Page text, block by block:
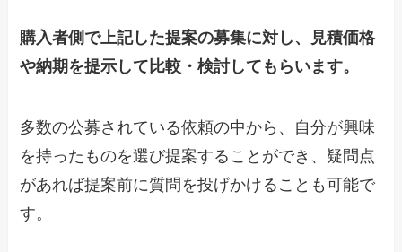
購入者側で上記した提案の募集に対し、見積価格
や納期を提示して比較・検討してもらいます。
多数の公募されている依頼の中から、自分が興味
を持ったものを選び提案することができ、疑問点
があれば提案前に質問を投げかけることも可能で
す。